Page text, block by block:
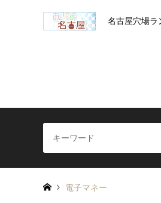
名古屋穴場ラ
電子マネー